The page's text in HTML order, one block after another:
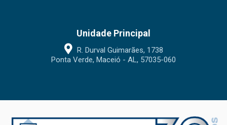
Unidade Principal
R. Durval Guimarães, 1738
Ponta Verde, Maceió - AL, 57035-060